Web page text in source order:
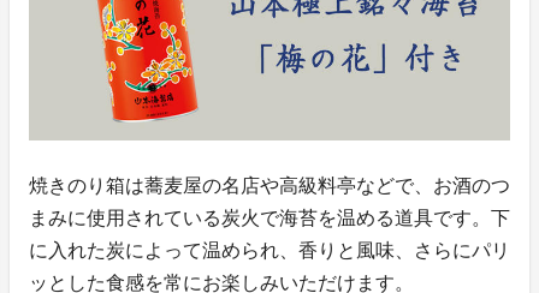
焼きのり箱は蕎麦屋の名店や高級料亭などで、お酒のつ
まみに使用されている炭火で海苔を温める道具です。下
に入れた炭によって温められ、香りと風味、さらにパリ
ッとした食感を常にお楽しみいただけます。